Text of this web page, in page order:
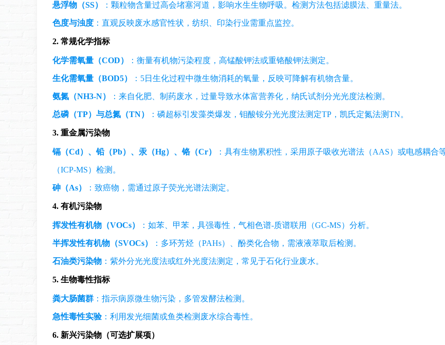
悬浮物（SS） ：颗粒物含量过高会堵塞河道，影响水生生物呼吸。检测方法包括滤膜法、重量法。
色度与浊度 ：直观反映废水感官性状，纺织、印染行业需重点监控。
2. 常规化学指标
化学需氧量（COD） ：衡量有机物污染程度，高锰酸钾法或重铬酸钾法测定。
生化需氧量（BOD5） ：5日生化过程中微生物消耗的氧量，反映可降解有机物含量。
氨氮（NH3-N） ：来自化肥、制药废水，过量导致水体富营养化，纳氏试剂分光光度法检测。
总磷（TP）与总氮（TN） ：磷超标引发藻类爆发，钼酸铵分光光度法测定TP，凯氏定氮法测TN。
3. 重金属污染物
镉（Cd）、铅（Pb）、汞（Hg）、铬（Cr） ：具有生物累积性，采用原子吸收光谱法（AAS）或电感耦合
（ICP-MS）检测。
砷（As） ：致癌物，需通过原子荧光光谱法测定。
4. 有机污染物
挥发性有机物（VOCs） ：如苯、甲苯，具强毒性，气相色谱-质谱联用（GC-MS）分析。
半挥发性有机物（SVOCs） ：多环芳烃（PAHs）、酚类化合物，需液液萃取后检测。
石油类污染物 ：紫外分光光度法或红外光度法测定，常见于石化行业废水。
5. 生物毒性指标
粪大肠菌群 ：指示病原微生物污染，多管发酵法检测。
急性毒性实验：利用发光细菌或鱼类检测废水综合毒性。
6. 新兴污染物（可选扩展项）